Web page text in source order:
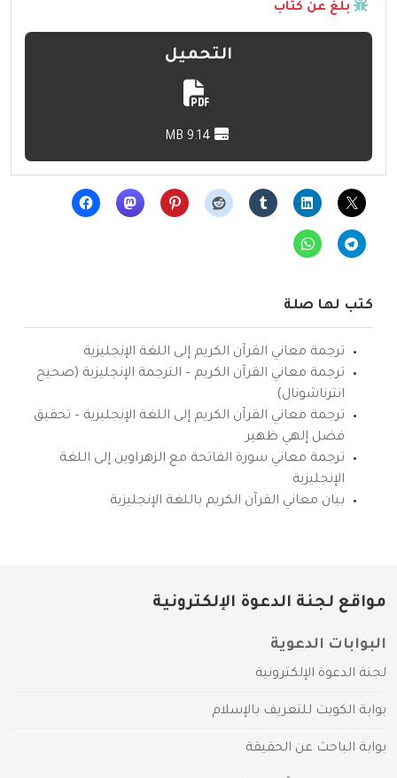
بلّغ عن كتاب
التحميل
كتب لها صلة
ترجمة معاني القرآن الكريم إلى اللغة الإنجليزية
ترجمة معاني القرآن الكريم – الترجمة الإنجليزية (صحيح
انترناشونال)
ترجمة معاني القرآن الكريم إلى اللغة الإنجليزية – تحقيق
فضل إلهي ظهير
ترجمة معاني سورة الفاتحة مع الزهراوين إلى اللغة
الإنجليزية
بيان معاني القرآن الكريم باللغة الإنجليزية
مواقع لجنة الدعوة الإلكترونية
البوابات الدعوية
لجنة الدعوة الإلكترونية
بوابة الكويت للتعريف بالإسلام
بوابة الباحث عن الحقيقة